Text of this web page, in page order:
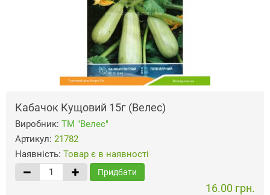
Кабачок Кущовий 15г (Велес)
Виробник: ТМ "Велес"
Артикул: 21782
Наявність: Товар є в наявності
Придбати
16.00 грн.